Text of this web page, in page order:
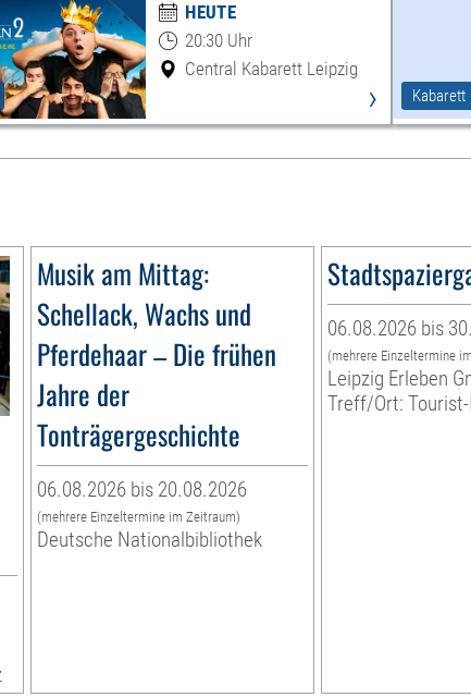
HEUTE
20:30 Uhr
Central Kabarett Leipzig
› Kabarett
Musik am Mittag:
Schellack, Wachs und
Pferdehaar – Die frühen
Jahre der
Tonträgergeschichte
06.08.2026 bis 20.08.2026
(mehrere Einzeltermine im Zeitraum)
Deutsche Nationalbibliothek
06.08.2026 bis
(mehrere Einzeltermine
Leipzig Erleben
Treff/Ort: